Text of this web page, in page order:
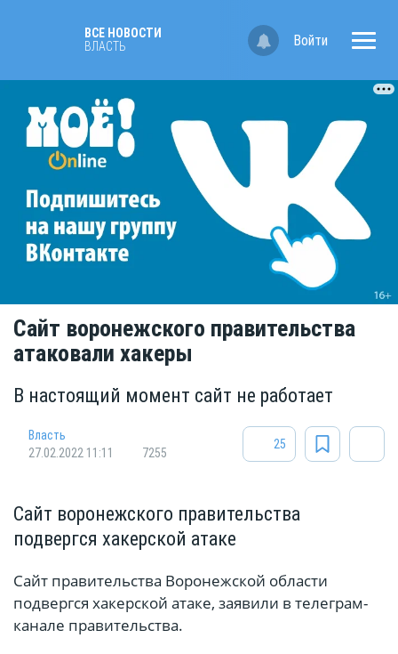
ВСЕ НОВОСТИ
ВЛАСТЬ
Войти
Сайт воронежского правительства
атаковали хакеры
В настоящий момент сайт не работает
Власть
27.02.2022 11:11
7255
25
Сайт воронежского правительства
подвергся хакерской атаке
Сайт правительства Воронежской области
подвергся хакерской атаке, заявили в телеграм-
канале правительства.